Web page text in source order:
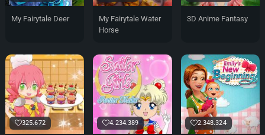
My Fairytale Deer
My Fairytale Water
Horse
3D Anime Fantasy
325.672 4.234.389 2.348.324